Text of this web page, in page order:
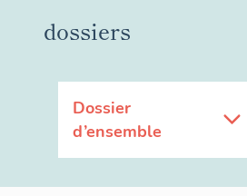
dossiers
Dossier
d’ensemble